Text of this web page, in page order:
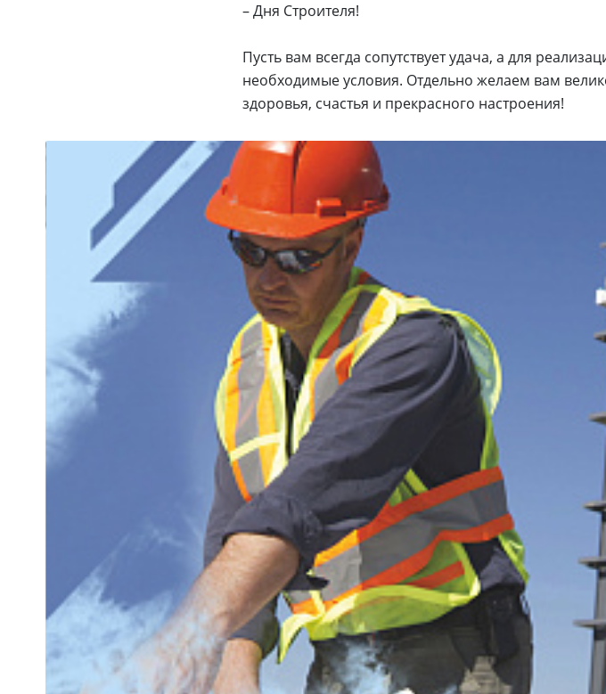
– Дня Строителя!
Пусть вам всегда сопутствует удача, а для
необходимые условия. Отдельно желаем вам
здоровья, счастья и прекрасного настроения!